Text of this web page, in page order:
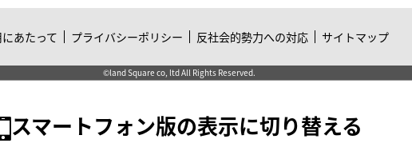
あたって プライバシーポリシー 反社会的勢力への対応 サイトマップ
©land Square co, ltd All Rights Reserved.
スマートフォン版の表示に切り替える